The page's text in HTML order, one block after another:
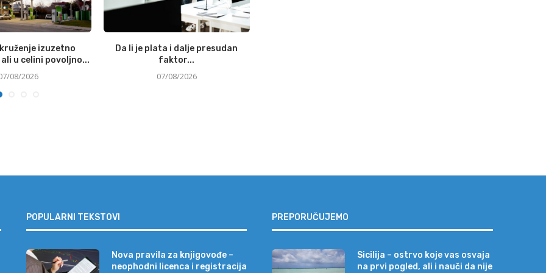
izuzetno
u celini povoljno...
08/2026
Da li je plata i dalje presudan
faktor...
07/08/2026
POPULARNI TEKSTOVI
Nova pravila za knjigovođe –
neophodni licenca i registracija
PREPORUČUJEMO
Sicilija – ostrvo koje vas osvaja
na prvi pogled, ali i nauči da nije